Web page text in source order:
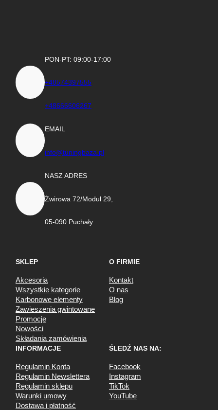
PON-PT: 09:00-17:00
+48574397555
+48666606267
EMAIL
info@tuningbaza.pl
NASZ ADRES
Żwirowa 72/Moduł 29,
05-090 Puchały
SKLEP
Akcesoria
Wszystkie kategorie
Karbonowe elementy
Zawieszenia gwintowane
Promocje
Nowości
Składania zamówienia
O FIRMIE
Kontakt
O nas
Blog
INFORMACJE
Regulamin Konta
Regulamin Newslettera
Regulamin sklepu
Warunki umowy
Dostawa i płatność
ŚLEDŹ NAS NA:
Facebook
Instagram
TikTok
YouTube